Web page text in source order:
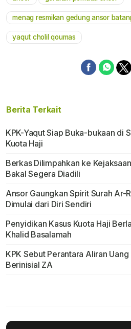
menag resmikan gedung ansor
yaqut cholil qoumas
Berita Terkait
KPK-Yaqut Siap Buka-bukaan di
Kuota Haji
Berkas Dilimpahkan ke
Bakal Segera Diadili
Ansor Gaungkan Spirit Surah Ar-
Dimulai dari Diri Sendiri
Penyidikan Kasus Kuota Haji
Khalid Basalamah
KPK Sebut Perantara Aliran
Berinisial ZA